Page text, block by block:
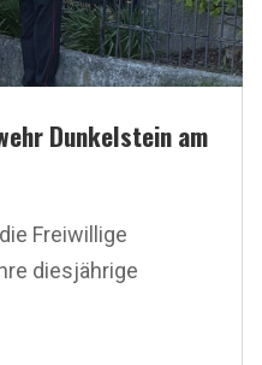
Dunkelstein am
Freiwillige
diesjährige